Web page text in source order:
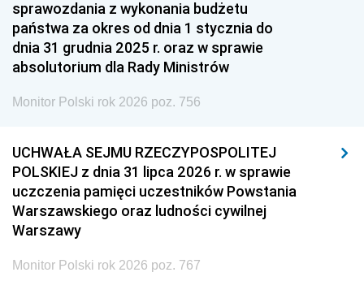
1951 1950
1948 1947 1946
1939 1938
sprawozdania z wykonania budżetu
państwa za okres od dnia 1 stycznia do
dnia 31 grudnia 2025 r. oraz w sprawie
absolutorium dla Rady Ministrów
Monitor Polski rok 2026 poz. 756
UCHWAŁA SEJMU RZECZYPOSPOLITEJ
POLSKIEJ z dnia 31 lipca 2026 r. w sprawie
uczczenia pamięci uczestników Powstania
Warszawskiego oraz ludności cywilnej
Warszawy
Monitor Polski rok 2026 poz. 767